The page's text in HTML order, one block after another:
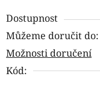
Dostupnost
Můžeme doručit do:
Možnosti doručení
Kód: